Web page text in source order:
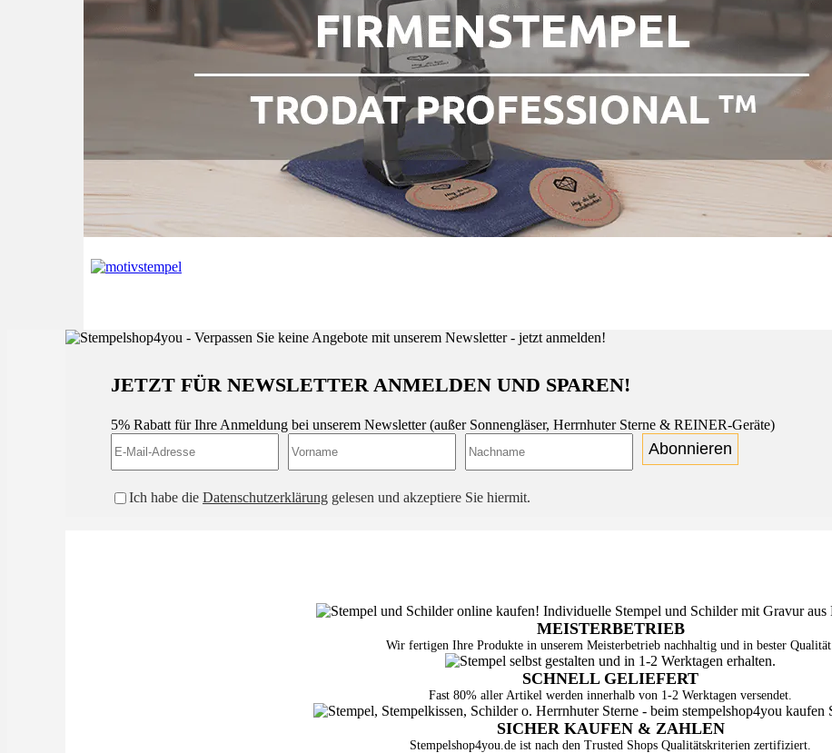
JETZT FÜR NEWSLETTER ANMELDEN UND SPAREN!
5% Rabatt für Ihre Anmeldung bei unserem Newsletter (außer Sonnengläser, Herrnhuter Sterne & REINER-Geräte)
Abonnieren
Ich habe die Datenschutzerklärung gelesen und akzeptiere Sie hiermit.
MEISTERBETRIEB
Wir fertigen Ihre Produkte in unserem Meisterbetrieb nachhaltig und in bester Qualität.
SCHNELL GELIEFERT
Fast 80% aller Artikel werden innerhalb von 1-2 Werktagen versendet.
SICHER KAUFEN & ZAHLEN
Stempelshop4you.de ist nach den Trusted Shops Qualitätskriterien zertifiziert.